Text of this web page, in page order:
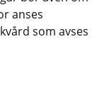
anses
som avses